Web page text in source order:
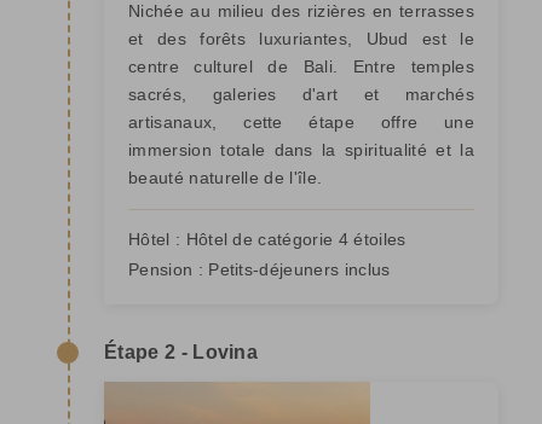
Nichée au milieu des rizières en terrasses
et des forêts luxuriantes, Ubud est le
centre culturel de Bali. Entre temples
sacrés, galeries d'art et marchés
artisanaux, cette étape offre une
immersion totale dans la spiritualité et la
beauté naturelle de l'île.
Hôtel : Hôtel de catégorie 4 étoiles
Pension : Petits-déjeuners inclus
Étape 2 - Lovina